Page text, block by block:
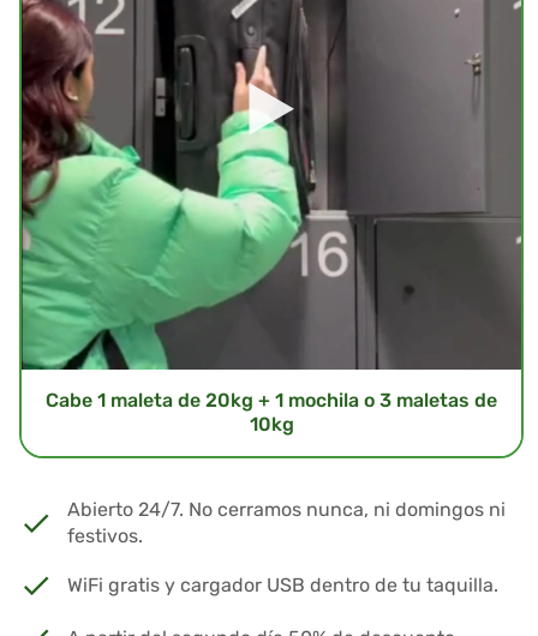
Cabe 1 maleta de 20kg + 1 mochila o 3 maletas de
10kg
Abierto 24/7. No cerramos nunca, ni domingos ni
festivos.
WiFi gratis y cargador USB dentro de tu taquilla.